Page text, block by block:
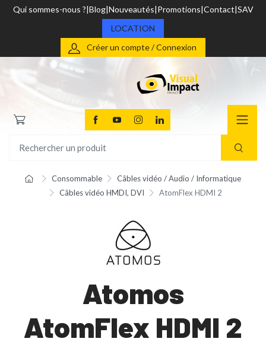
Qui sommes-nous ? Blog Nouveautés Promotions Contact SAV
LOCATION
Créer un compte / Connexion
Consommable
Câbles vidéo / Audio / Informatique
Câbles vidéo HMDI, DVI
AtomFlex HDMI 2
Atomos
AtomFlex HDMI 2